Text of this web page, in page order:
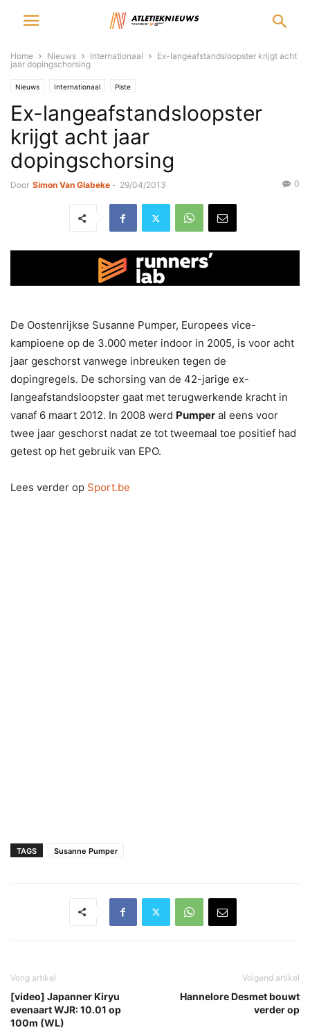
Home Nieuws Internationaal
Ex-langeafstandsloopster krijgt acht
jaar dopingschorsing
Nieuws Internationaal Piste
Ex-langeafstandsloopster
krijgt acht jaar
dopingschorsing
Door Simon Van Glabeke - 29/04/2013 0
De Oostenrijkse Susanne Pumper, Europees vice-
kampioene op de 3.000 meter indoor in 2005, is voor acht
jaar geschorst vanwege inbreuken tegen de
dopingregels. De schorsing van de 42-jarige ex-
langeafstandsloopster gaat met terugwerkende kracht in
vanaf 6 maart 2012. In 2008 werd Pumper al eens voor
twee jaar geschorst nadat ze tot tweemaal toe positief had
getest op het gebruik van EPO.
Lees verder op Sport.be
TAGS Susanne Pumper
Vorig artikel
[video] Japanner Kiryu
evenaart WJR: 10.01 op
100m (WL)
Volgend artikel
Hannelore Desmet bouwt
verder op